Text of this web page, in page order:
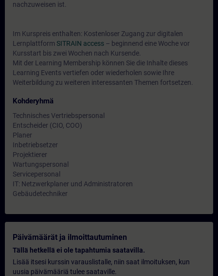
nachzuweisen ist.
Im Kurspreis enthalten: Kostenloser Zugang zur digitalen
Lernplattform SITRAIN access – beginnend eine Woche vor
Kursstart bis zwei Wochen nach Kursende.
Mit der Learning Membership können Sie die Inhalte dieses
Learning Events vertiefen oder wiederholen sowie Ihre
Weiterbildung zu weiteren interessanten Themen fortsetzen.
Kohderyhmä
Technisches Vertriebspersonal
Entscheider (CIO, COO)
Planer
Inbetriebsetzer
Projektierer
Wartungspersonal
Servicepersonal
IT: Netzwerkplaner und Administratoren
Gebäudetechniker
Päivämäärät ja ilmoittautuminen
Tällä hetkellä ei ole tapahtumia saatavilla.
Lisää itsesi kurssin varauslistalle, niin saat ilmoituksen, kun
uusia päivämääriä tulee saataville.